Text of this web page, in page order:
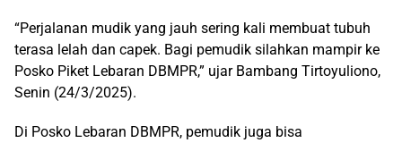
“Perjalanan mudik yang jauh sering kali membuat tubuh
terasa lelah dan capek. Bagi pemudik silahkan mampir ke
Posko Piket Lebaran DBMPR,” ujar Bambang Tirtoyuliono,
Senin (24/3/2025).
Di Posko Lebaran DBMPR, pemudik juga bisa